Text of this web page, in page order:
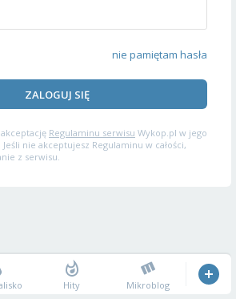
nie pamiętam hasła
ZALOGUJ SIĘ
Regulaminu serwisu Wykop.pl w jego
nie akceptujesz Regulaminu w całości,
z serwisu.
Hity Mikroblog